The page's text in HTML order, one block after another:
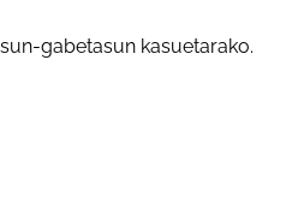
gabetasun kasuetarako.